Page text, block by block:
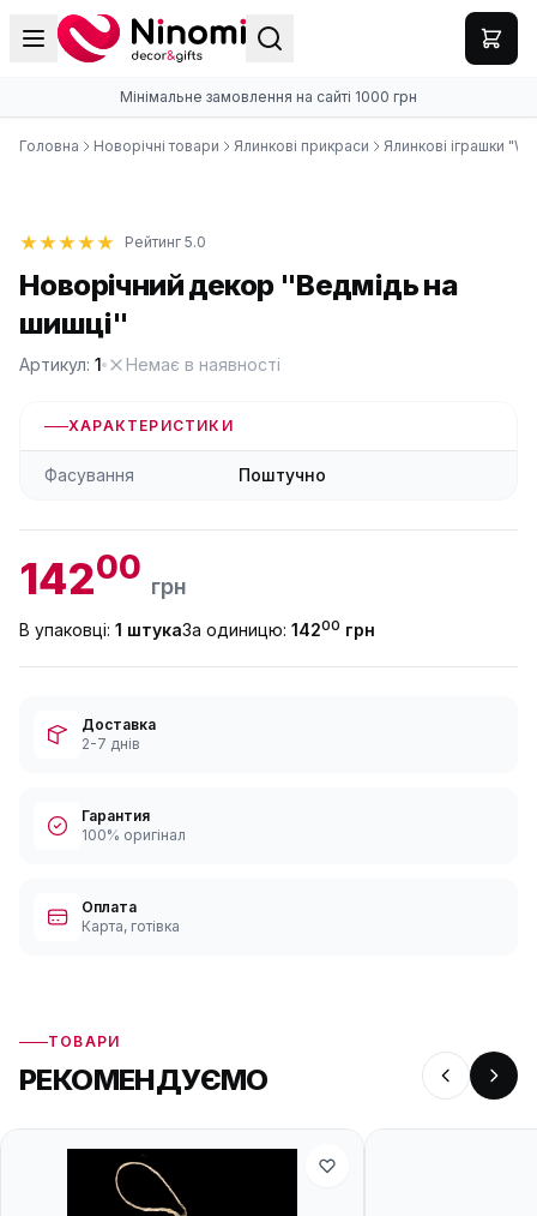
Мінімальне замовлення на сайті 1000 грн
Головна Новорічні товари Ялинкові прикраси Ялинкові іграшки
Рейтинг 5.0
Новорічний декор "Ведмідь на
шишці"
Артикул: 1 Немає в наявності
ХАРАКТЕРИСТИКИ
Фасування Поштучно
14200 грн
В упаковці: 1 штукаЗа одиницю: 14200 грн
Доставка
2-7 днів
Гарантия
100% оригінал
Оплата
Карта, готівка
ТОВАРИ
РЕКОМЕНДУЄМО